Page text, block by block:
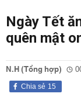
Ngày Tết
quên mật
N.H (Tổng hợp)
15
Chia sẻ